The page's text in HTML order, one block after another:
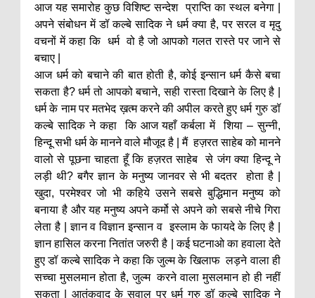
आज यह समारोह कुछ विशिष्ट सन्देश प्राप्ति का स्थल बनेगा |
अपने संबोधन में डॉ कल्बे सादिक ने धर्म क्या है, पर सरल व मृदु
वचनों में कहा कि धर्म वो है जो आपको गलत रास्ते पर जाने से
बचाए |
आज धर्म को बचाने की बात होती है, कोई इन्सान धर्म कैसे बचा
सकता है? धर्म तो आपको बचाने, सही रास्ता दिखाने के लिए है |
धर्म के नाम पर मतभेद ख़त्म करने की अपील करते हुए धर्म गुरु डॉ
कल्बे सादिक ने कहा कि आज यहाँ कर्बला में शिया – सुन्नी,
हिन्दू सभी धर्म के मानने वाले मौजूद है | मैं हज़रत साहेब को मानने
वालो से पूछना चाहता हूँ कि हज़रत साहेब से जंग क्या हिन्दू ने
लड़ी थी? बगैर ज्ञान के मनुष्य जानवर से भी बदतर होता है |
खुदा, परमेश्वर जो भी कहिये उसने सबसे बुद्धिमान मनुष्य को
बनाया है और यह मनुष्य अपने कर्मो से अपने को सबसे नीचे गिरा
लेता है | ज्ञान व विज्ञान इन्सान व इस्लाम के फायदे के लिए है |
ज्ञान हासिल करना नितांत जरुरी है | कई घटनाओ का हवाला देते
हुए डॉ कल्बे सादिक ने कहा कि जुल्म के खिलाफ लड़ने वाला ही
सच्चा मुसलमान होता है, जुल्म करने वाला मुसलमान हो ही नहीं
सकता | आतंकवाद के सवाल पर धर्म गुरु डॉ कल्बे सादिक ने